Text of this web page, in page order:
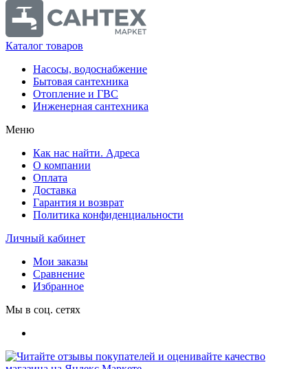
Каталог товаров
Насосы, водоснабжение
Бытовая сантехника
Отопление и ГВС
Инженерная сантехника
Меню
Как нас найти. Адреса
О компании
Оплата
Доставка
Гарантия и возврат
Политика конфиденциальности
Личный кабинет
Мои заказы
Сравнение
Избранное
Мы в соц. сетях